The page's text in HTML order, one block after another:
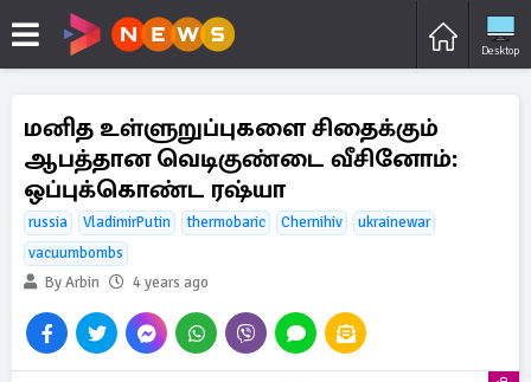
Desktop
மனித உள்ளுறுப்புகளை சிதைக்கும்
ஆபத்தான வெடிகுண்டை வீசினோம்:
ஒப்புக்கொண்ட ரஷ்யா
russia VladimirPutin thermobaric Chernihiv
ukrainewar
vacuumbombs
By Arbin
4 years ago